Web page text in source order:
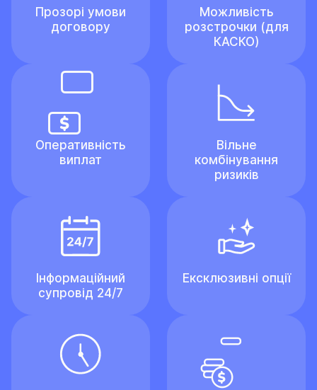
Прозорі умови
договору
Можливість
розстрочки (для
КАСКО)
Оперативність
виплат
Вільне
комбінування
ризиків
Інформаційний
супровід 24/7
Ексклюзивні опції